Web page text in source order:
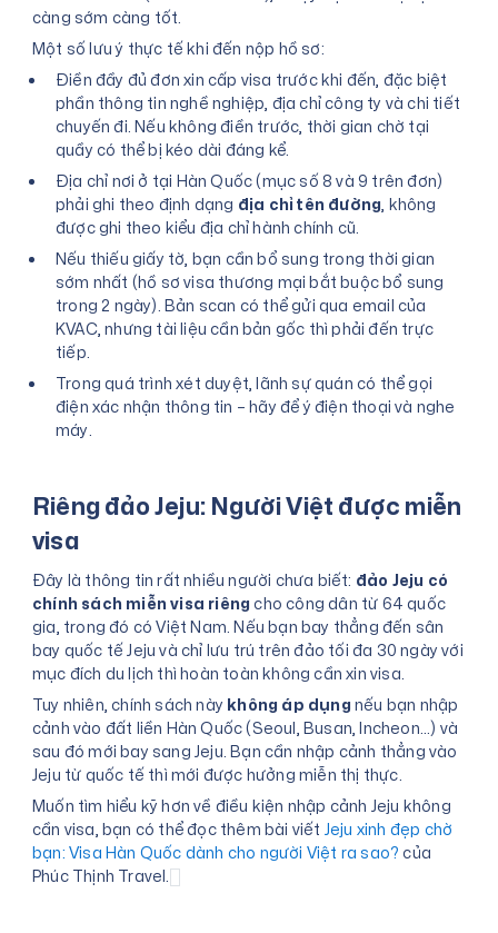
càng sớm càng tốt.
Một số lưu ý thực tế khi đến nộp hồ sơ:
Điền đầy đủ đơn xin cấp visa trước khi đến, đặc biệt
phần thông tin nghề nghiệp, địa chỉ công ty và chi tiết
chuyến đi. Nếu không điền trước, thời gian chờ tại
quầy có thể bị kéo dài đáng kể.
Địa chỉ nơi ở tại Hàn Quốc (mục số 8 và 9 trên đơn)
phải ghi theo định dạng địa chỉ tên đường, không
được ghi theo kiểu địa chỉ hành chính cũ.
Nếu thiếu giấy tờ, bạn cần bổ sung trong thời gian
sớm nhất (hồ sơ visa thương mại bắt buộc bổ sung
trong 2 ngày). Bản scan có thể gửi qua email của
KVAC, nhưng tài liệu cần bản gốc thì phải đến trực
tiếp.
Trong quá trình xét duyệt, lãnh sự quán có thể gọi
điện xác nhận thông tin – hãy để ý điện thoại và nghe
máy.
Riêng đảo Jeju: Người Việt được miễn
visa
Đây là thông tin rất nhiều người chưa biết: đảo Jeju có
chính sách miễn visa riêng cho công dân từ 64 quốc
gia, trong đó có Việt Nam. Nếu bạn bay thẳng đến sân
bay quốc tế Jeju và chỉ lưu trú trên đảo tối đa 30 ngày với
mục đích du lịch thì hoàn toàn không cần xin visa.
Tuy nhiên, chính sách này không áp dụngnếu bạn nhập
cảnh vào đất liền Hàn Quốc (Seoul, Busan, Incheon...) và
sau đó mới bay sang Jeju. Bạn cần nhập cảnh thẳng vào
Jeju từ quốc tế thì mới được hưởng miễn thị thực.
Muốn tìm hiểu kỹ hơn về điều kiện nhập cảnh Jeju không
cần visa, bạn có thể đọc thêm bài viết Jeju xinh đẹp chờ
bạn: Visa Hàn Quốc dành cho người Việt ra sao? của
Phúc Thịnh Travel.